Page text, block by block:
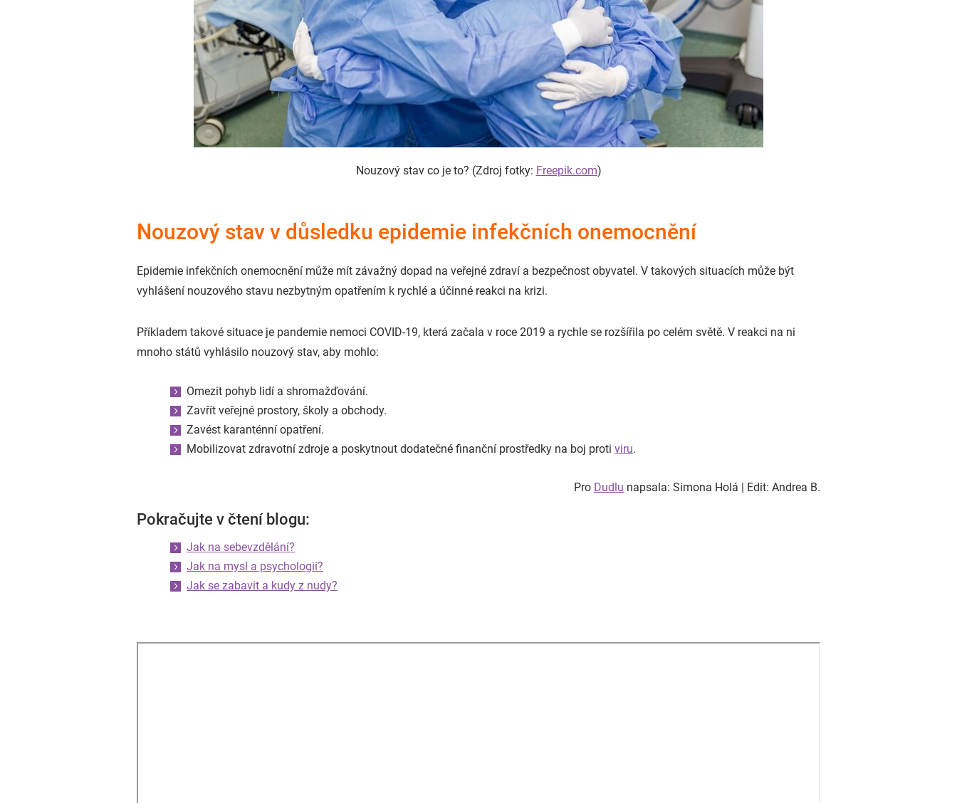
Nouzový stav co je to? (Zdroj fotky: Freepik.com)
Nouzový stav v důsledku epidemie infekčních onemocnění
Epidemie infekčních onemocnění může mít závažný dopad na veřejné zdraví a bezpečnost obyvatel. V takových situacích může být
vyhlášení nouzového stavu nezbytným opatřením k rychlé a účinné reakci na krizi.
Příkladem takové situace je pandemie nemoci COVID-19, která začala v roce 2019 a rychle se rozšířila po celém světě. V reakci na ni
mnoho států vyhlásilo nouzový stav, aby mohlo:
Omezit pohyb lidí a shromažďování.
Zavřít veřejné prostory, školy a obchody.
Zavést karanténní opatření.
Mobilizovat zdravotní zdroje a poskytnout dodatečné finanční prostředky na boj proti viru.
Pro Dudlu napsala: Simona Holá | Edit: Andrea B.
Pokračujte v čtení blogu:
Jak na sebevzdělání?
Jak na mysl a psychologii?
Jak se zabavit a kudy z nudy?